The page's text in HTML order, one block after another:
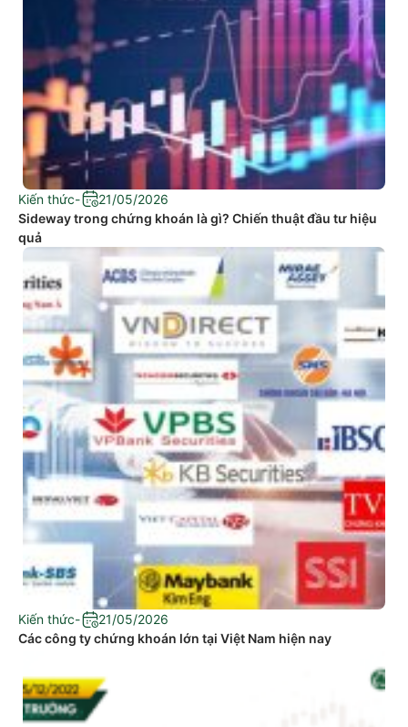
Kiến thức-
21/05/2026
Sideway trong chứng khoán là gì? Chiến thuật đầu tư hiệu
quả
Kiến thức-
21/05/2026
Các công ty chứng khoán lớn tại Việt Nam hiện nay